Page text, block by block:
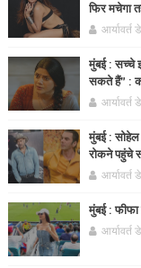
फिर मचेगा
आर्यावर्त
मुंबई : सच्चे
सकते हैं” :
आर्यावर्त
मुंबई : सोहेल
रोकने पहुंचे
आर्यावर्त
मुंबई :
आर्यावर्त